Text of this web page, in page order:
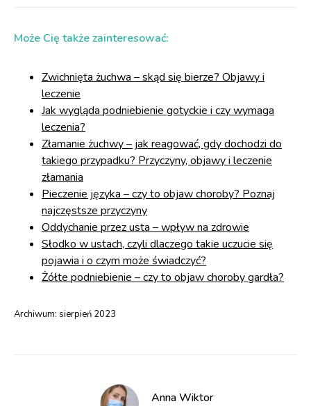
Może Cię także zainteresować:
Zwichnięta żuchwa – skąd się bierze? Objawy i
leczenie
Jak wygląda podniebienie gotyckie i czy wymaga
leczenia?
Złamanie żuchwy – jak reagować, gdy dochodzi do
takiego przypadku? Przyczyny, objawy i leczenie
złamania
Pieczenie języka – czy to objaw choroby? Poznaj
najczęstsze przyczyny
Oddychanie przez usta – wpływ na zdrowie
Słodko w ustach, czyli dlaczego takie uczucie się
pojawia i o czym może świadczyć?
Żółte podniebienie – czy to objaw choroby gardła?
Archiwum: sierpień 2023
Anna Wiktor